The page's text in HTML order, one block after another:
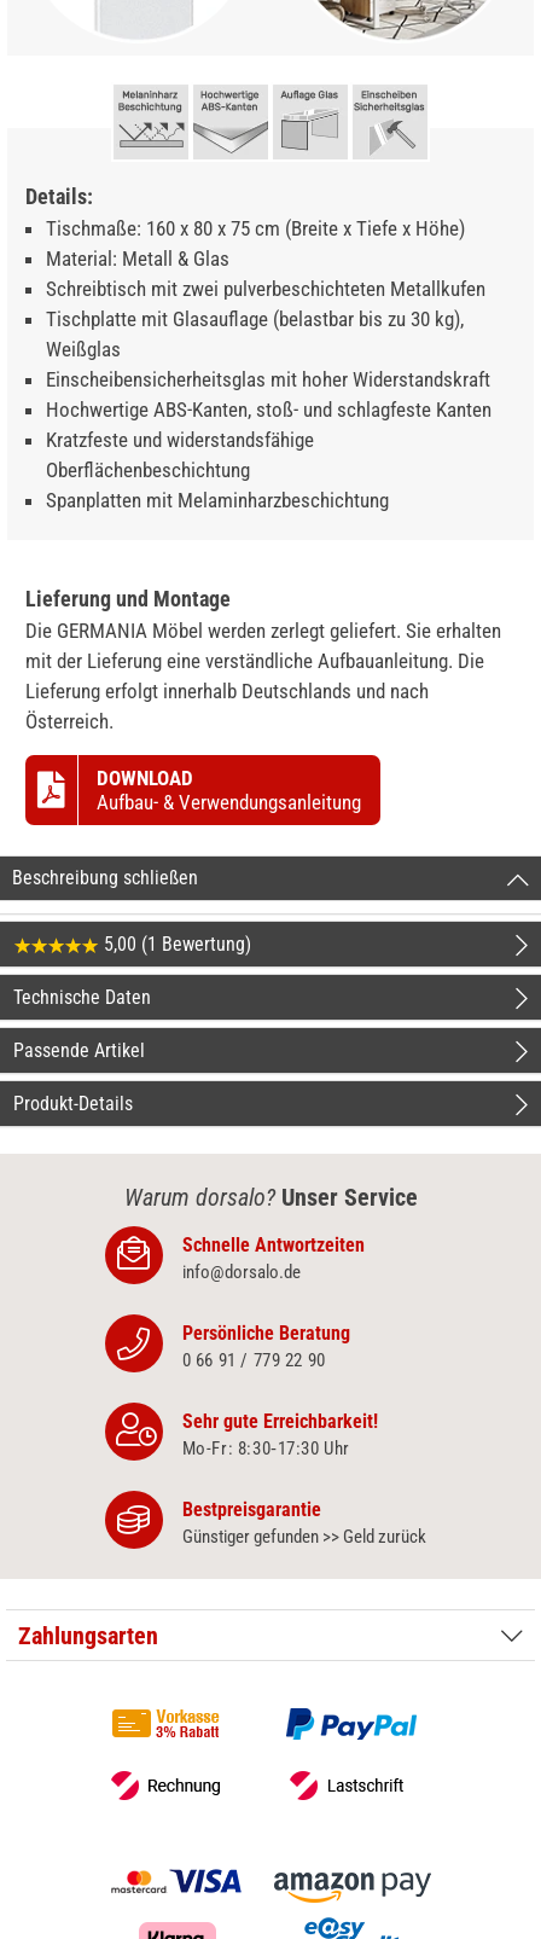
Details:
Tischmaße: 160 x 80 x 75 cm (Breite x Tiefe x Höhe)
Material: Metall & Glas
Schreibtisch mit zwei pulverbeschichteten Metallkufen
Tischplatte mit Glasauflage (belastbar bis zu 30 kg),
Weißglas
Einscheibensicherheitsglas mit hoher Widerstandskraft
Hochwertige ABS-Kanten, stoß- und schlagfeste Kanten
Kratzfeste und widerstandsfähige
Oberflächenbeschichtung
Spanplatten mit Melaminharzbeschichtung
Lieferung und Montage
Die GERMANIA Möbel werden zerlegt geliefert. Sie erhalten
mit der Lieferung eine verständliche Aufbauanleitung. Die
Lieferung erfolgt innerhalb Deutschlands und nach
Österreich.
DOWNLOAD
Aufbau- & Verwendungsanleitung
Beschreibung schließen
5,00 (1 Bewertung)
Technische Daten
Passende Artikel
Produkt-Details
Warum dorsalo? Unser Service
Schnelle Antwortzeiten
info@dorsalo.de
Persönliche Beratung
0 66 91 / 779 22 90
Sehr gute Erreichbarkeit!
Mo-Fr: 8:30‑17:30 Uhr
Bestpreisgarantie
Günstiger gefunden >> Geld zurück
Zahlungsarten